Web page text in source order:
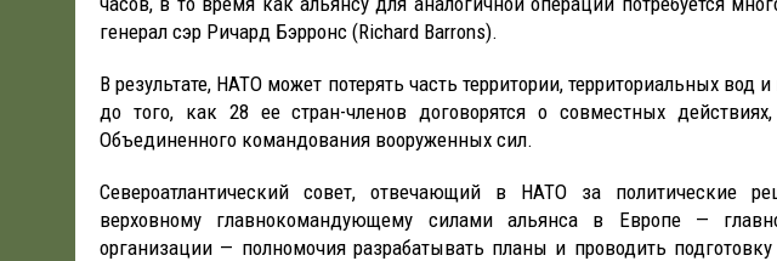
генерал сэр Ричард Бэрронс (Richard Barrons).
В результате, НАТО может потерять часть территории, территориальных вод
до того, как 28 ее стран-членов договорятся о совместных
Объединенного командования вооруженных сил.
Североатлантический совет, отвечающий в НАТО за политические
верховному главнокомандующему силами альянса в Европе —
организации — полномочия разрабатывать планы и проводить